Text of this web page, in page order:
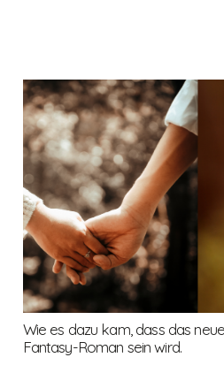
Wie es dazu kam, dass das
Fantasy-Roman sein wird.